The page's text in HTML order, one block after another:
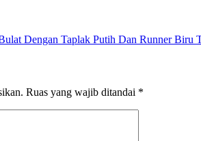
Dengan Taplak Putih Dan Runner Biru
Ruas yang wajib ditandai *